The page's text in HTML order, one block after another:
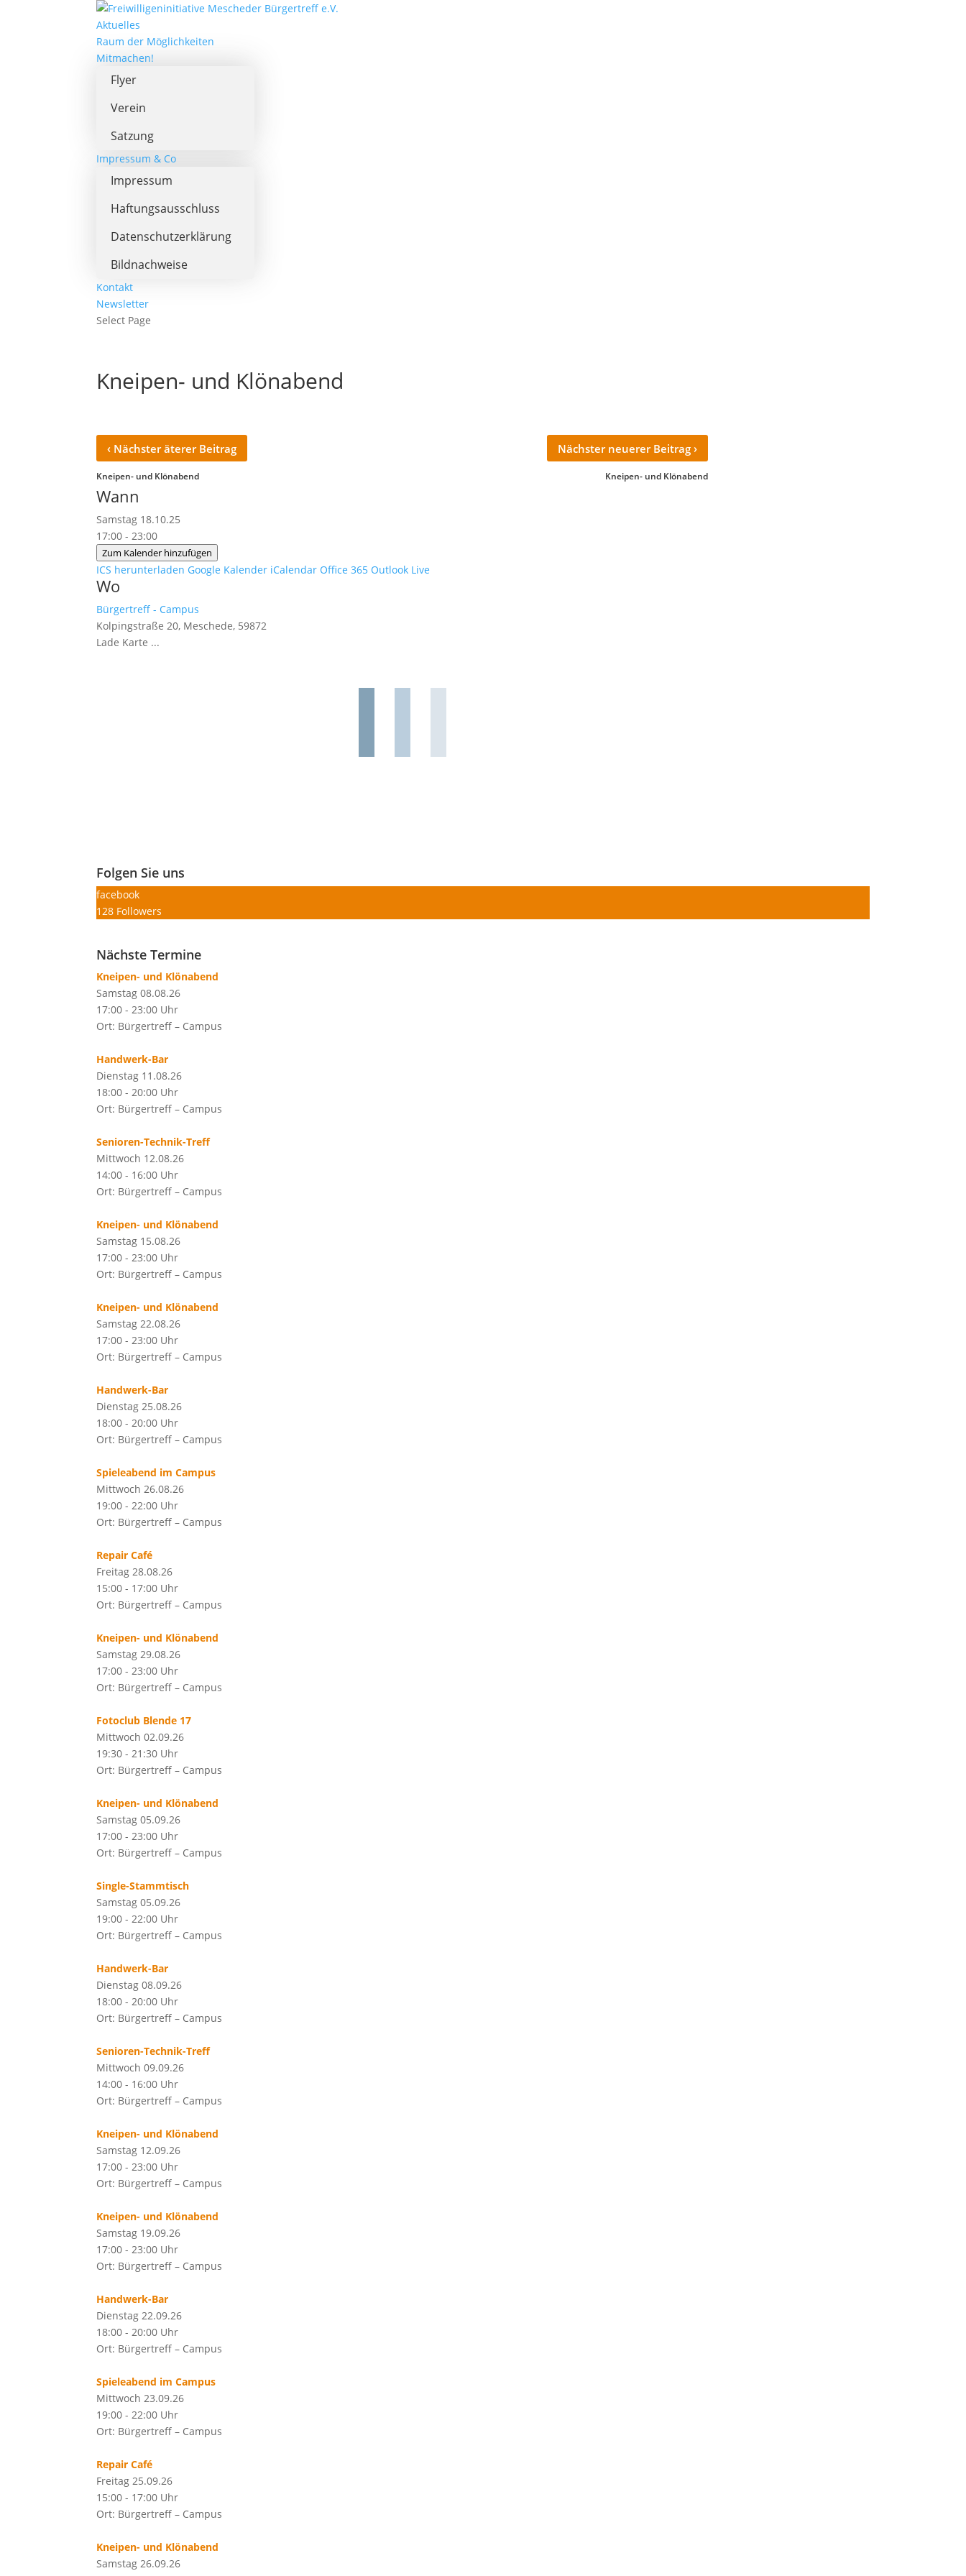
Aktuelles
Raum der Möglichkeiten
Mitmachen!
Flyer
Verein
Satzung
Impressum & Co
Impressum
Haftungsausschluss
Datenschutzerklärung
Bildnachweise
Kontakt
Newsletter
Select Page
Kneipen- und Klönabend
‹ Nächster äterer Beitrag
Kneipen- und Klönabend
Nächster neuerer Beitrag›
Kneipen- und Klönabend
Wann
Samstag 18.10.25
17:00 - 23:00
Zum Kalender hinzufügen
ICS herunterladen Google Kalender iCalendar Office 365 Outlook Live
Wo
Bürgertreff - Campus
Kolpingstraße 20, Meschede, 59872
Lade Karte ...
Folgen Sie uns
facebook
128 Followers
Nächste Termine
Kneipen- und Klönabend
Samstag 08.08.26
17:00 - 23:00 Uhr
Ort: Bürgertreff – Campus
Handwerk-Bar
Dienstag 11.08.26
18:00 - 20:00 Uhr
Ort: Bürgertreff – Campus
Senioren-Technik-Treff
Mittwoch 12.08.26
14:00 - 16:00 Uhr
Ort: Bürgertreff – Campus
Kneipen- und Klönabend
Samstag 15.08.26
17:00 - 23:00 Uhr
Ort: Bürgertreff – Campus
Kneipen- und Klönabend
Samstag 22.08.26
17:00 - 23:00 Uhr
Ort: Bürgertreff – Campus
Handwerk-Bar
Dienstag 25.08.26
18:00 - 20:00 Uhr
Ort: Bürgertreff – Campus
Spieleabend im Campus
Mittwoch 26.08.26
19:00 - 22:00 Uhr
Ort: Bürgertreff – Campus
Repair Café
Freitag 28.08.26
15:00 - 17:00 Uhr
Ort: Bürgertreff – Campus
Kneipen- und Klönabend
Samstag 29.08.26
17:00 - 23:00 Uhr
Ort: Bürgertreff – Campus
Fotoclub Blende 17
Mittwoch 02.09.26
19:30 - 21:30 Uhr
Ort: Bürgertreff – Campus
Kneipen- und Klönabend
Samstag 05.09.26
17:00 - 23:00 Uhr
Ort: Bürgertreff – Campus
Single-Stammtisch
Samstag 05.09.26
19:00 - 22:00 Uhr
Ort: Bürgertreff – Campus
Handwerk-Bar
Dienstag 08.09.26
18:00 - 20:00 Uhr
Ort: Bürgertreff – Campus
Senioren-Technik-Treff
Mittwoch 09.09.26
14:00 - 16:00 Uhr
Ort: Bürgertreff – Campus
Kneipen- und Klönabend
Samstag 12.09.26
17:00 - 23:00 Uhr
Ort: Bürgertreff – Campus
Kneipen- und Klönabend
Samstag 19.09.26
17:00 - 23:00 Uhr
Ort: Bürgertreff – Campus
Handwerk-Bar
Dienstag 22.09.26
18:00 - 20:00 Uhr
Ort: Bürgertreff – Campus
Spieleabend im Campus
Mittwoch 23.09.26
19:00 - 22:00 Uhr
Ort: Bürgertreff – Campus
Repair Café
Freitag 25.09.26
15:00 - 17:00 Uhr
Ort: Bürgertreff – Campus
Kneipen- und Klönabend
Samstag 26.09.26